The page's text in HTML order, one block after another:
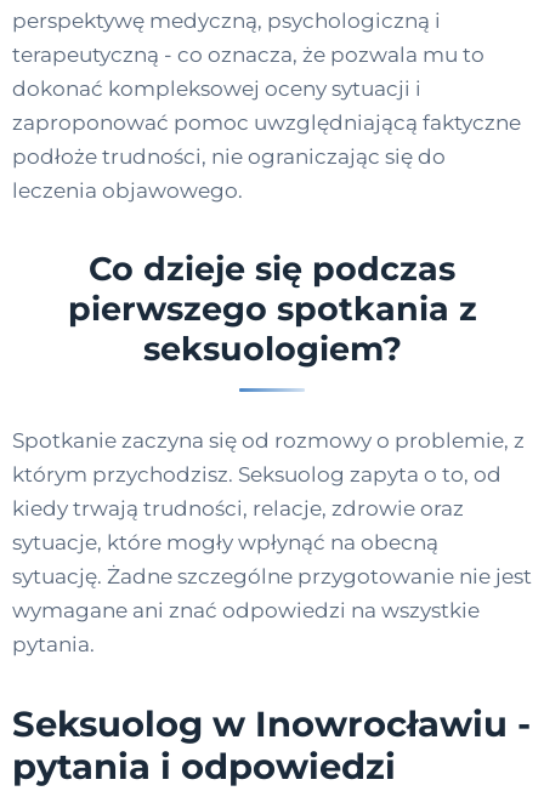
perspektywę medyczną, psychologiczną i
terapeutyczną - co oznacza, że pozwala mu to
dokonać kompleksowej oceny sytuacji i
zaproponować pomoc uwzględniającą faktyczne
podłoże trudności, nie ograniczając się do
leczenia objawowego.
Co dzieje się podczas
pierwszego spotkania z
seksuologiem?
Spotkanie zaczyna się od rozmowy o problemie, z
którym przychodzisz. Seksuolog zapyta o to, od
kiedy trwają trudności, relacje, zdrowie oraz
sytuacje, które mogły wpłynąć na obecną
sytuację. Żadne szczególne przygotowanie nie jest
wymagane ani znać odpowiedzi na wszystkie
pytania.
Seksuolog w Inowrocławiu -
pytania i odpowiedzi